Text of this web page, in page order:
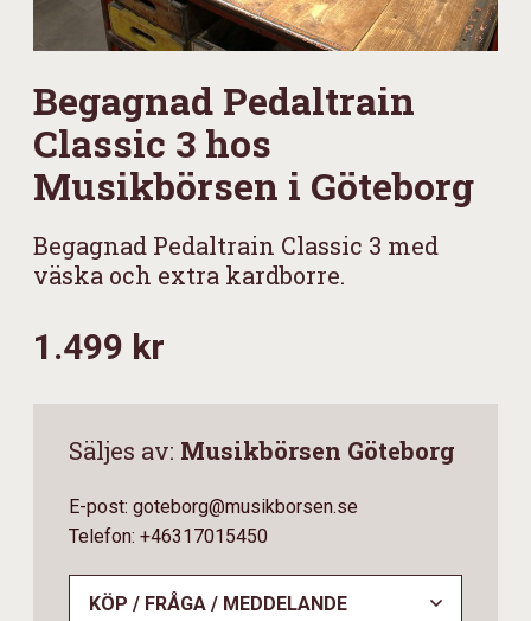
Begagnad Pedaltrain
Classic 3 hos
Musikbörsen i Göteborg
Begagnad Pedaltrain Classic 3 med
väska och extra kardborre.
1.499 kr
Säljes av: Musikbörsen Göteborg
E-post: goteborg@musikborsen.se
Telefon: +46317015450
KÖP / FRÅGA / MEDDELANDE